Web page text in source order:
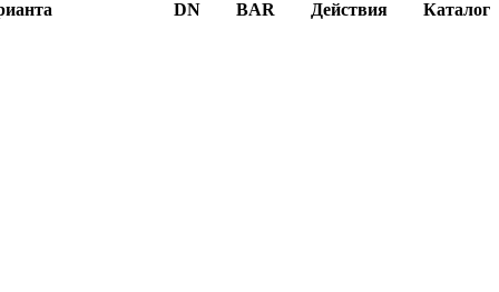
DN BAR Действия Каталог